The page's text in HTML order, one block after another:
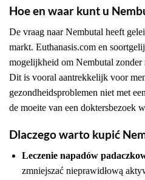
Hoe en waar kunt u
De vraag naar Nembutal heeft
markt. Euthanasis.com en
mogelijkheid om Nembutal zonder
Dit is vooral aantrekkelijk voor
gezondheidsproblemen niet met
de moeite van een doktersbezoek
Dlaczego warto kupić
Leczenie napadów
zmniejszać nieprawidłową